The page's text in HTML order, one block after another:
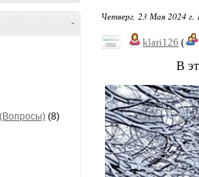
-
(8)
Четверг, 23 Мая 2024 г.
klari126 (
В этом